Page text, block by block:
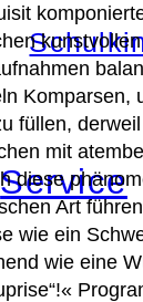
Service
Komparsen,
füllen,
mit
diese
Art
wie ein
wie eine